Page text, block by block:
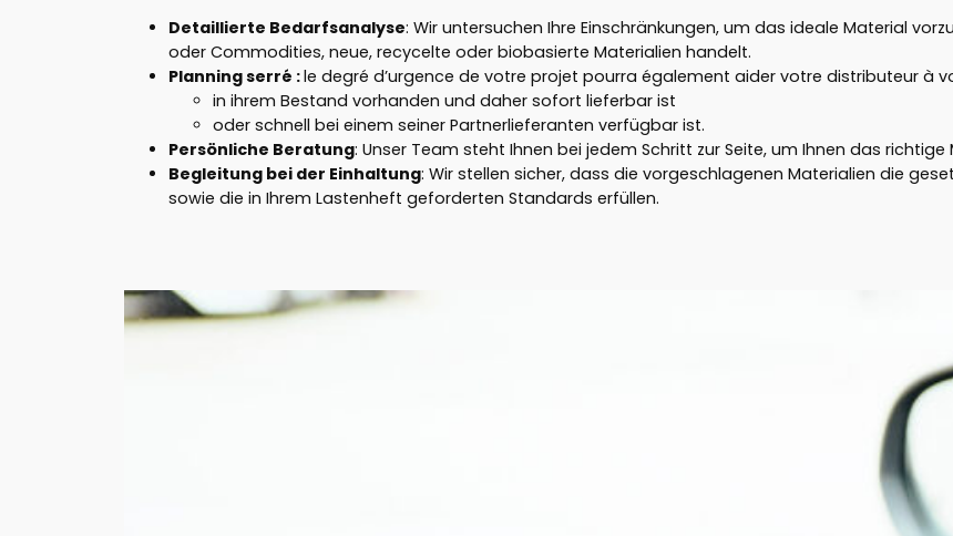
Detaillierte Bedarfsanalyse: Wir untersuchen Ihre Einschränkungen, um das ideale Material
oder Commodities, neue, recycelte oder biobasierte Materialien handelt.
Planning serré :le degré d’urgence de votre projet pourra également aider votre distributeur à
in ihrem Bestand vorhanden und daher sofort lieferbar ist
oder schnell bei einem seiner Partnerlieferanten verfügbar ist.
Persönliche Beratung: Unser Team steht Ihnen bei jedem Schritt zur Seite, um Ihnen das
Begleitung bei der Einhaltung: Wir stellen sicher, dass die vorgeschlagenen Materialien die
sowie die in Ihrem Lastenheft geforderten Standards erfüllen.